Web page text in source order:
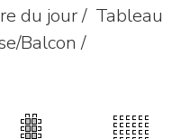
du jour / Tableau
Balcon /